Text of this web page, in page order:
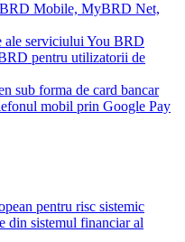
Mobile, MyBRD Net,
ale serviciului You BRD
pentru utilizatorii de
sub forma de card bancar
mobil prin Google Pay
pentru risc sistemic
din sistemul financiar al